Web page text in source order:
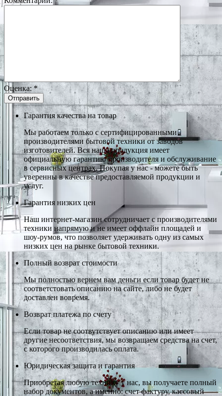
Оценка: *
Гарантия качества на товар
Мы работаем только с сертифицированными
производителями бытовой техники от заводов
изготовителей. Вся наша продукция имеет
официальную гарантию производителя и обслуживание
в сервисных центрах. Покупая у нас - можете быть
уверенны в качестве предоставляемой продукции и
услуг.
Гарантия низких цен
Наш интернет-магазин сотрудничает с производителями
техники напрямую и не имеет оффлайн площадей и
шоу-румов, что позволяет удерживать одну из самых
низких цен на рынке бытовой техники.
Полный возврат стоимости
Мы полностью вернем вам деньги если товар будет не
соответстовать описанию на сайте, либо не будет
доставлен вовремя.
Возврат платежа по счету
Если товар не соотвутствует описанию или имеет
другие несоответствия, мы возвращаем средства на счет,
с которого производилась оплата.
Юридическая защита и гарантия
Приобретая любую технику у нас, вы получаете полный
набор документов, а именно: счет фактуру, кассовый